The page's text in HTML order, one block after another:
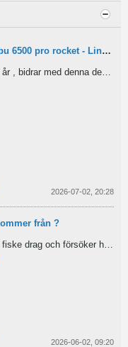
pro rocket - Lina för kort?
Tillhör begåvningsreserven sen ngr år , bidrar med denna devis.
2026-07-02, 20:28
från ?
Hej jag är ny här och har en hel del fiske drag och försöker hitta information från vart dom kommer...
2026-06-02, 09:20